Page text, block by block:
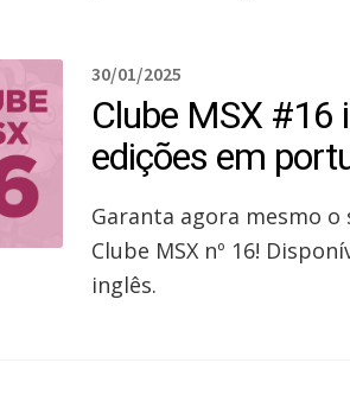
30/01/2025
Clube MSX #16
edições em
Garanta agora mesmo
Clube MSX nº 16!
inglês.